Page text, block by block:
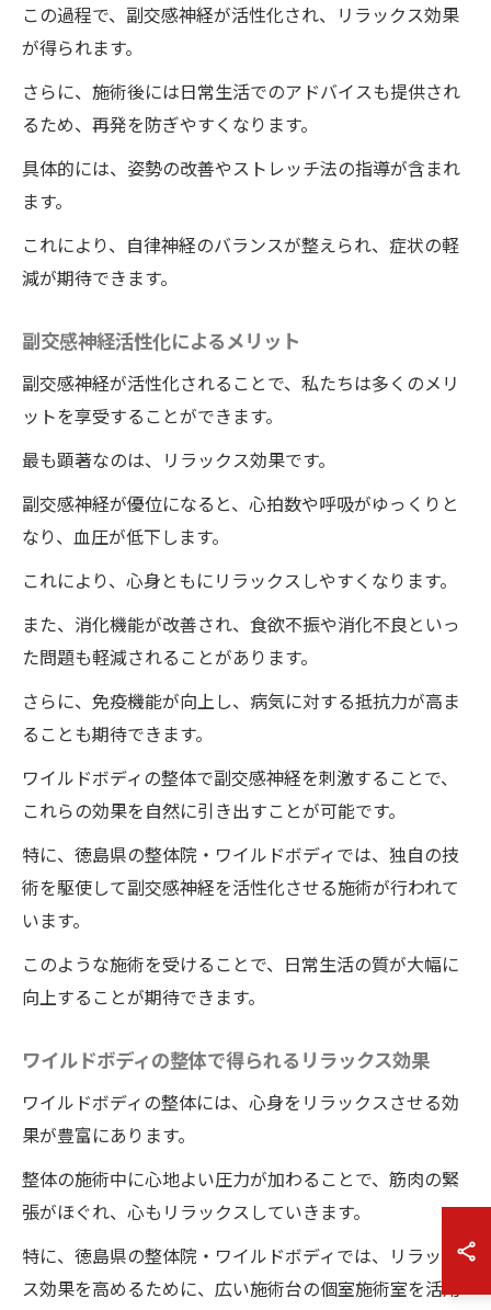
この過程で、副交感神経が活性化され、リラックス効果
が得られます。
さらに、施術後には日常生活でのアドバイスも提供され
るため、再発を防ぎやすくなります。
具体的には、姿勢の改善やストレッチ法の指導が含まれ
ます。
これにより、自律神経のバランスが整えられ、症状の軽
減が期待できます。
副交感神経活性化によるメリット
副交感神経が活性化されることで、私たちは多くのメリ
ットを享受することができます。
最も顕著なのは、リラックス効果です。
副交感神経が優位になると、心拍数や呼吸がゆっくりと
なり、血圧が低下します。
これにより、心身ともにリラックスしやすくなります。
また、消化機能が改善され、食欲不振や消化不良といっ
た問題も軽減されることがあります。
さらに、免疫機能が向上し、病気に対する抵抗力が高ま
ることも期待できます。
ワイルドボディの整体で副交感神経を刺激することで、
これらの効果を自然に引き出すことが可能です。
特に、徳島県の整体院・ワイルドボディでは、独自の技
術を駆使して副交感神経を活性化させる施術が行われて
います。
このような施術を受けることで、日常生活の質が大幅に
向上することが期待できます。
ワイルドボディの整体で得られるリラックス効果
ワイルドボディの整体には、心身をリラックスさせる効
果が豊富にあります。
整体の施術中に心地よい圧力が加わることで、筋肉の緊
張がほぐれ、心もリラックスしていきます。
特に、徳島県の整体院・ワイルドボディでは、リラック
ス効果を高めるために、広い施術台の個室施術室を活用